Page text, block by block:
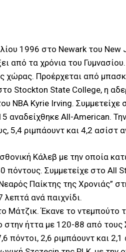
1996 στο Newark του
από τα χρόνια του
χώρας. Προέρχεται από
Stockton State College, η
ΝΒΑ Kyrie Irving.
αναδείχθηκε All-American.
ριμπάουντ και 4,2 ασίστ
Κάλεβ με την οποία
Συμμετείχε στο All
Παίκτης της Χρονιάς”
ανά παιχνίδι.
Μάτζικ. Έκανε το
στην ήττα με 120-88 από
πόντοι, 2,6 ριμπάουντ και 2,1